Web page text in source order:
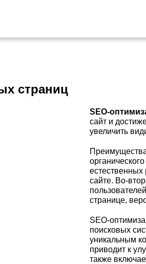
страниц
SEO-
сайт и
увеличить
естественных
сайте. Во-
странице,
SEO-
поисковых
уникальным
приводит к
также